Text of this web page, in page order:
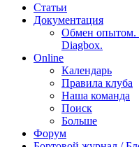
Статьи
Документация
Обмен опытом.
Diagbox.
Online
Календарь
Правила клуба
Наша команда
Поиск
Больше
Форум